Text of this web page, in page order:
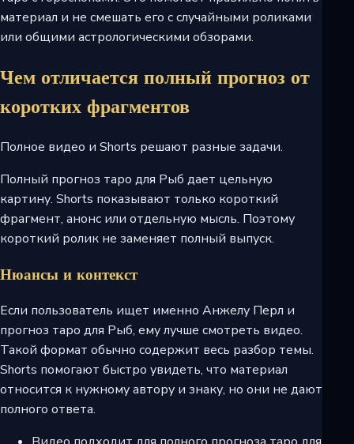
материал и не смешать его с случайными роликами
или общими астрологическими обзорами.
Чем отличается полный прогноз от
коротких фрагментов
Полное видео и Shorts решают разные задачи.
Полный прогноз таро для Рыб дает цельную
картину. Shorts показывают только короткий
фрагмент, анонс или отдельную мысль. Поэтому
короткий ролик не заменяет полный выпуск.
Нюансы и контекст
Если пользователь ищет именно Анжелу Перл и
прогноз таро для Рыб, ему лучше смотреть видео.
Такой формат обычно содержит весь разбор темы.
Shorts помогают быстро увидеть, что материал
относится к нужному автору и знаку, но они не дают
полного ответа.